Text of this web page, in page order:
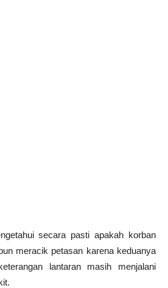
secara pasti apakah korban
meracik petasan karena keduanya
lantaran masih menjalani